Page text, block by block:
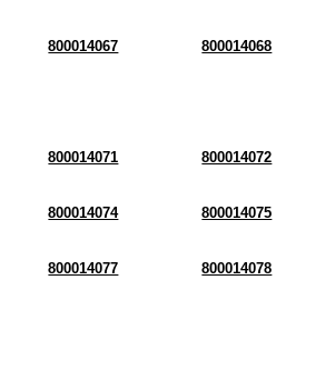
800014067 800014068
800014071 800014072
800014074 800014075
800014077 800014078